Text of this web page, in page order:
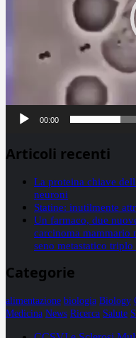
00:00
Articoli recenti
La proteina chiave
neuroni
Statine: inutilmente
Un farmaco, due
carcinoma mammario
seno metastatico
Categorie
alimentazione biologia Biology
Medicina News Ricerca Salute